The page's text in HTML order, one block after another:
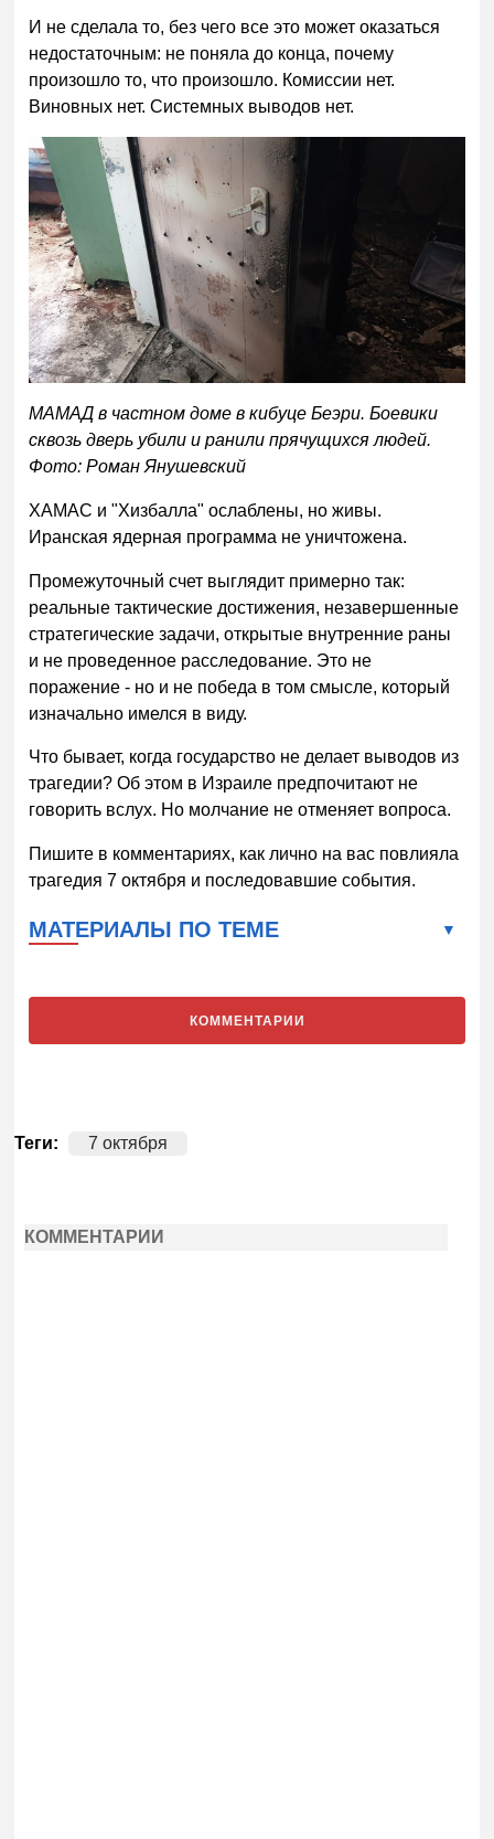
И не сделала то, без чего все это может оказаться
недостаточным: не поняла до конца, почему
произошло то, что произошло. Комиссии нет.
Виновных нет. Системных выводов нет.
МАМАД в частном доме в кибуце Беэри. Боевики
сквозь дверь убили и ранили прячущихся людей.
Фото: Роман Янушевский
ХАМАС и "Хизбалла" ослаблены, но живы.
Иранская ядерная программа не уничтожена.
Промежуточный счет выглядит примерно так:
реальные тактические достижения, незавершенные
стратегические задачи, открытые внутренние раны
и не проведенное расследование. Это не
поражение - но и не победа в том смысле, который
изначально имелся в виду.
Что бывает, когда государство не делает выводов из
трагедии? Об этом в Израиле предпочитают не
говорить вслух. Но молчание не отменяет вопроса.
Пишите в комментариях, как лично на вас повлияла
трагедия 7 октября и последовавшие события.
МАТЕРИАЛЫ ПО ТЕМЕ
КОММЕНТАРИИ
Теги: 7 октября
КОММЕНТАРИИ